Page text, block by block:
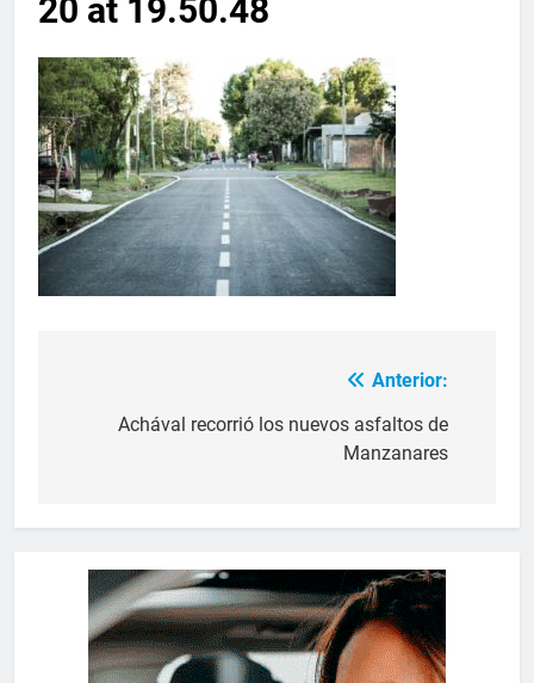
20 at 19.50.48
Anterior:
Achával recorrió los nuevos asfaltos de
Manzanares